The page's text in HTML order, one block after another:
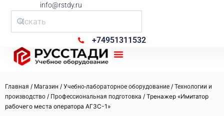
info@rstdy.ru
+74951311532
Главная / Магазин / Учебно-лабораторное оборудование / Технологии и
производство / Профессиональная подготовка / Тренажер «Имитатор
рабочего места оператора АГЗС-1»